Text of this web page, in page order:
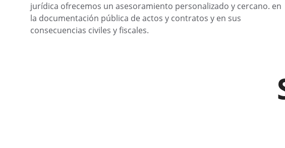
jurídica ofrecemos un asesoramiento personalizado y cercano. en
la documentación pública de actos y contratos y en sus
consecuencias civiles y fiscales.